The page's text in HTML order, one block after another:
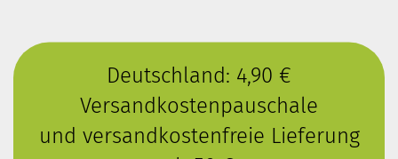
Deutschland: 4,90 €
Versandkostenpauschale
und versandkostenfreie Lieferung